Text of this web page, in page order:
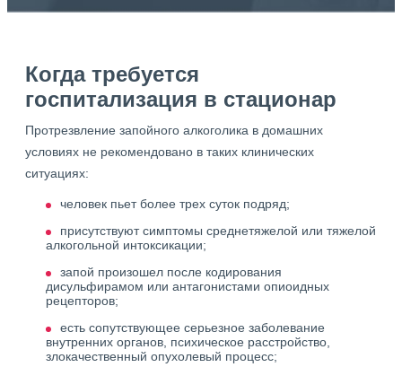
Когда требуется
госпитализация в стационар
Протрезвление запойного алкоголика в домашних
условиях не рекомендовано в таких клинических
ситуациях:
человек пьет более трех суток подряд;
присутствуют симптомы среднетяжелой или тяжелой
алкогольной интоксикации;
запой произошел после кодирования
дисульфирамом или антагонистами опиоидных
рецепторов;
есть сопутствующее серьезное заболевание
внутренних органов, психическое расстройство,
злокачественный опухолевый процесс;